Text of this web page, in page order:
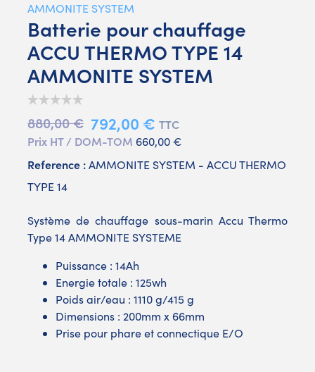
AMMONITE SYSTEM
Batterie pour chauffage
ACCU THERMO TYPE 14
AMMONITE SYSTEM
880,00 € 792,00 € TTC
Prix HT / DOM-TOM 660,00 €
Reference :AMMONITE SYSTEM - ACCU THERMO
TYPE 14
Système de chauffage sous-marin Accu Thermo
Type 14 AMMONITE SYSTEME
Puissance : 14Ah
Energie totale : 125wh
Poids air/eau : 1110 g/415 g
Dimensions : 200mm x 66mm
Prise pour phare et connectique E/O